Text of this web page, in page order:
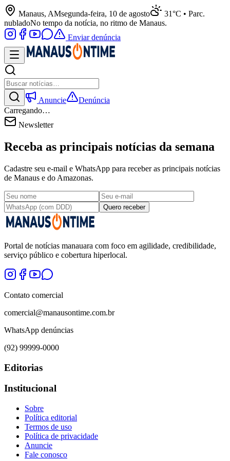
Manaus, AMsegunda-feira, 10 de agosto
31°C • Parc.
nubladoNo tempo da notícia, no ritmo de Manaus.
Enviar denúncia
Anuncie
Denúncia
Carregando…
Newsletter
Receba as principais notícias da semana
Cadastre seu e-mail e WhatsApp para receber as principais notícias
de Manaus e do Amazonas.
Quero receber
Portal de notícias manauara com foco em agilidade, credibilidade,
serviço público e cobertura hiperlocal.
Contato comercial
comercial@manausontime.com.br
WhatsApp denúncias
(92) 99999-0000
Editorias
Institucional
Sobre
Política editorial
Termos de uso
Política de privacidade
Anuncie
Fale conosco